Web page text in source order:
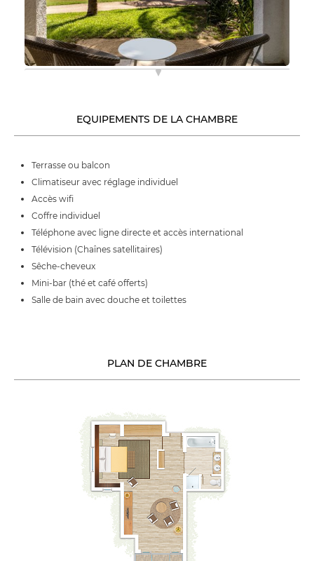
EQUIPEMENTS DE LA CHAMBRE
Terrasse ou balcon
Climatiseur avec réglage individuel
Accès wifi
Coffre individuel
Téléphone avec ligne directe et accès international
Télévision (Chaînes satellitaires)
Sêche-cheveux
Mini-bar (thé et café offerts)
Salle de bain avec douche et toilettes
PLAN DE CHAMBRE